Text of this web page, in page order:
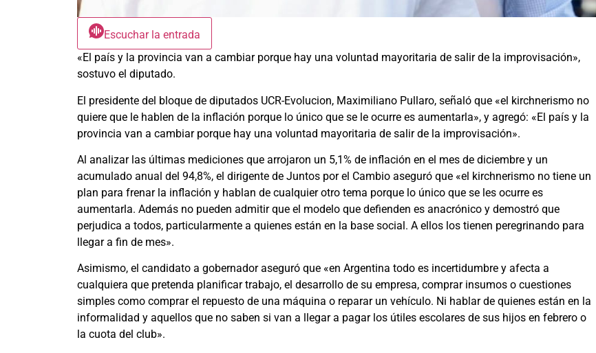
Escuchar la entrada
«El país y la provincia van a cambiar porque hay una voluntad mayoritaria de salir de la improvisación»,
sostuvo el diputado.
El presidente del bloque de diputados UCR-Evolucion, Maximiliano Pullaro, señaló que «el kirchnerismo no
quiere que le hablen de la inflación porque lo único que se le ocurre es aumentarla», y agregó: «El país y la
provincia van a cambiar porque hay una voluntad mayoritaria de salir de la improvisación».
Al analizar las últimas mediciones que arrojaron un 5,1% de inflación en el mes de diciembre y un
acumulado anual del 94,8%, el dirigente de Juntos por el Cambio aseguró que «el kirchnerismo no tiene un
plan para frenar la inflación y hablan de cualquier otro tema porque lo único que se les ocurre es
aumentarla. Además no pueden admitir que el modelo que defienden es anacrónico y demostró que
perjudica a todos, particularmente a quienes están en la base social. A ellos los tienen peregrinando para
llegar a fin de mes».
Asimismo, el candidato a gobernador aseguró que «en Argentina todo es incertidumbre y afecta a
cualquiera que pretenda planificar trabajo, el desarrollo de su empresa, comprar insumos o cuestiones
simples como comprar el repuesto de una máquina o reparar un vehículo. Ni hablar de quienes están en la
informalidad y aquellos que no saben si van a llegar a pagar los útiles escolares de sus hijos en febrero o
la cuota del club».